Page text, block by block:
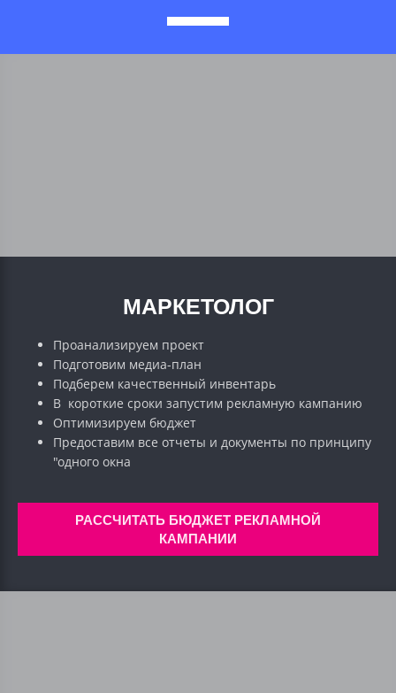
МАРКЕТОЛОГ
Проанализируем проект
Подготовим медиа-план
Подберем качественный инвентарь
В короткие сроки запустим рекламную кампанию
Оптимизируем бюджет
Предоставим все отчеты и документы по принципу
"одного окна
РАССЧИТАТЬ БЮДЖЕТ РЕКЛАМНОЙ
КАМПАНИИ